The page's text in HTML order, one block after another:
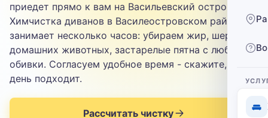
ТЕЛЕФОН
приедет прямо к вам на Васильевский остров.
Химчистка диванов в Василеостровском районе
занимает несколько часов: убираем жир, шерсть
домашних животных, застарелые пятна с любой
обивки. Согласуем удобное время - скажите, какой
день подходит.
Рассчитать чистку